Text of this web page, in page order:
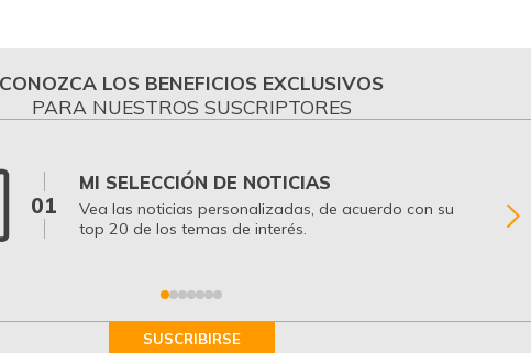
CONOZCA LOS BENEFICIOS EXCLUSIVOS
PARA NUESTROS SUSCRIPTORES
01
MI SELECCIÓN DE NOTICIAS
Vea las noticias personalizadas, de acuerdo con su
top 20 de los temas de interés.
SUSCRIBIRSE